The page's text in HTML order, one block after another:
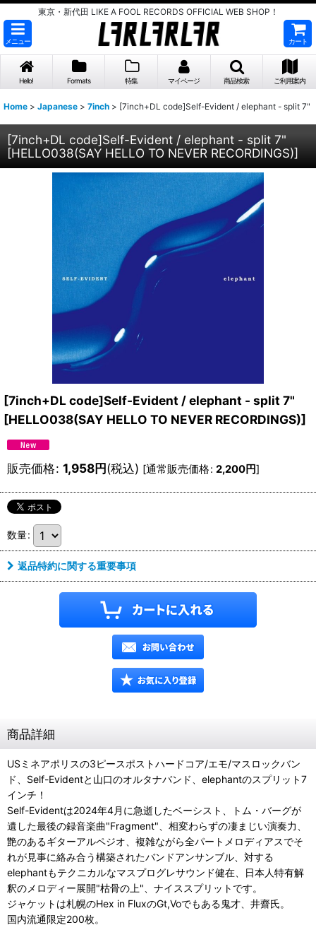
東京・新代田 LIKE A FOOL RECORDS OFFICIAL WEB SHOP！
メニュー カート
Hello! Formats 特集 マイページ 商品検索 ご利用案内
Home > Japanese > 7inch > [7inch+DL code]Self-Evident / elephant - split 7"
[7inch+DL code]Self-Evident / elephant - split 7"
[HELLO038(SAY HELLO TO NEVER RECORDINGS)]
[7inch+DL code]Self-Evident / elephant - split 7"
[HELLO038(SAY HELLO TO NEVER RECORDINGS)]
販売価格: 1,958円(税込) [通常販売価格: 2,200円]
数量:
返品特約に関する重要事項
商品詳細
USミネアポリスの3ピースポストハードコア/エモ/マスロックバン
ド、Self-Evidentと山口のオルタナバンド、elephantのスプリット7
インチ！
Self-Evidentは2024年4月に急逝したベーシスト、トム・バーグが
遺した最後の録音楽曲"Fragment"、相変わらずの凄まじい演奏力、
艶のあるギターアルペジオ、複雑ながら全パートメロディアスでそ
れが見事に絡み合う構築されたバンドアンサンブル、対する
elephantもテクニカルなマスプログレサウンド健在、日本人特有解
釈のメロディー展開"枯骨の上"、ナイススプリットです。
ジャケットは札幌のHex in FluxのGt,Voでもある鬼才、井齋氏。
国内流通限定200枚。